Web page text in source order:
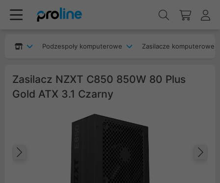
Podzespoły komputerowe Zasilacze komputerowe
Zasilacz NZXT C850 850W 80 Plus
Gold ATX 3.1 Czarny
Poprzedni